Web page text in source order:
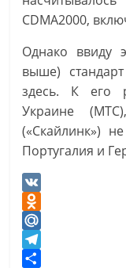
CDMA2000,
Однако ввиду
выше)
здесь. К его
Украине
(«Скайлинк»)
Португалия и
V
K
O
d
n
M
a
T